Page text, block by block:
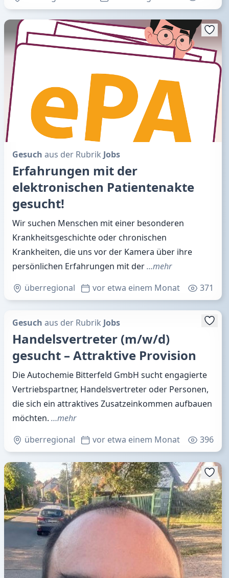
Gesuch aus der Rubrik Jobs
Erfahrungen mit der
elektronischen Patientenakte
gesucht!
Wir suchen Menschen mit einer besonderen
Krankheitsgeschichte oder chronischen
Krankheiten, die uns vor der Kamera über ihre
persönlichen Erfahrungen mit der…mehr
überregional
vor etwa einem Monat 371
Gesuch aus der Rubrik Jobs
Handelsvertreter (m/w/d)
gesucht – Attraktive Provision
Die Autochemie Bitterfeld GmbH sucht engagierte
Vertriebspartner, Handelsvertreter oder Personen,
die sich ein attraktives Zusatzeinkommen aufbauen
möchten. …mehr
überregional
vor etwa einem Monat 396